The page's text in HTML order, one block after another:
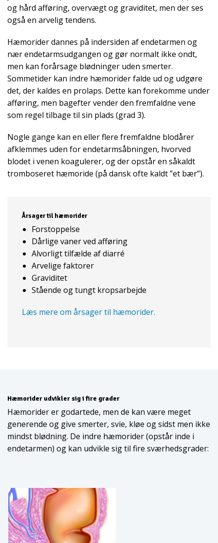
og hård afføring, overvægt og graviditet, men der ses
også en arvelig tendens.
Hæmorider dannes på indersiden af endetarmen og
nær endetarmsudgangen og gør normalt ikke ondt,
men kan forårsage blødninger uden smerter.
Sommetider kan indre hæmorider falde ud og udgøre
det, der kaldes en prolaps. Dette kan forekomme under
afføring, men bagefter vender den fremfaldne vene
som regel tilbage til sin plads (grad 3).
Nogle gange kan en eller flere fremfaldne blodårer
afklemmes uden for endetarmsåbningen, hvorved
blodet i venen koagulerer, og der opstår en såkaldt
tromboseret hæmoride (på dansk ofte kaldt ”et bær”).
Årsager til hæmorider
Forstoppelse
Dårlige vaner ved afføring
Alvorligt tilfælde af diarré
Arvelige faktorer
Graviditet
Stående og tungt kropsarbejde
Læs mere om årsager til hæmorider.
Hæmorider udvikler sig i fire grader
Hæmorider er godartede, men de kan være meget
generende og give smerter, svie, kløe og sidst men ikke
mindst blødning. De indre hæmorider (opstår inde i
endetarmen) og kan udvikle sig til fire sværhedsgrader: